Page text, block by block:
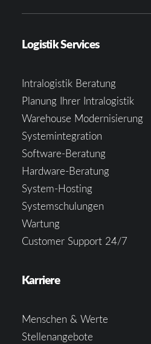
Logistik Services
Intralogistik Beratung
Planung Ihrer Intralogistik
Warehouse Modernisierung
Systemintegration
Software-Beratung
Hardware-Beratung
System-Hosting
Systemschulungen
Wartung
Customer Support 24/7
Karriere
Menschen & Werte
Stellenangebote